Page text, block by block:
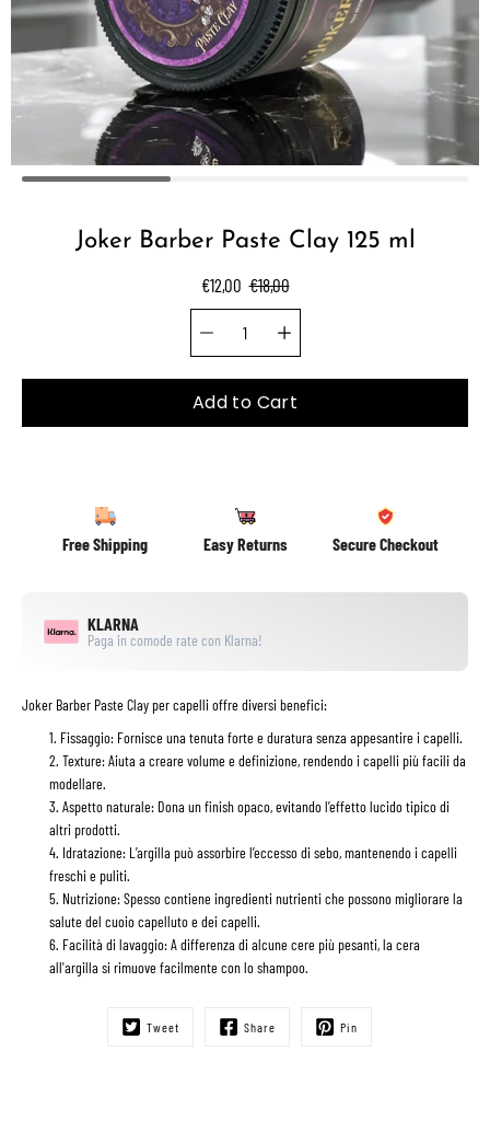
Joker Barber Paste Clay 125 ml
€12,00 €18,00
Select
Quantity selector
Add to Cart
Free Shipping Easy Returns Secure Checkout
KLARNA
Paga in comode rate con Klarna!
Joker Barber Paste Clay per capelli offre diversi benefici:
Fissaggio: Fornisce una tenuta forte e duratura senza appesantire i capelli.
Texture: Aiuta a creare volume e definizione, rendendo i capelli più facili da
modellare.
Aspetto naturale: Dona un finish opaco, evitando l’effetto lucido tipico di
altri prodotti.
Idratazione: L’argilla può assorbire l’eccesso di sebo, mantenendo i capelli
freschi e puliti.
Nutrizione: Spesso contiene ingredienti nutrienti che possono migliorare la
salute del cuoio capelluto e dei capelli.
Facilità di lavaggio: A differenza di alcune cere più pesanti, la cera
all'argilla si rimuove facilmente con lo shampoo.
Tweet Share Pin